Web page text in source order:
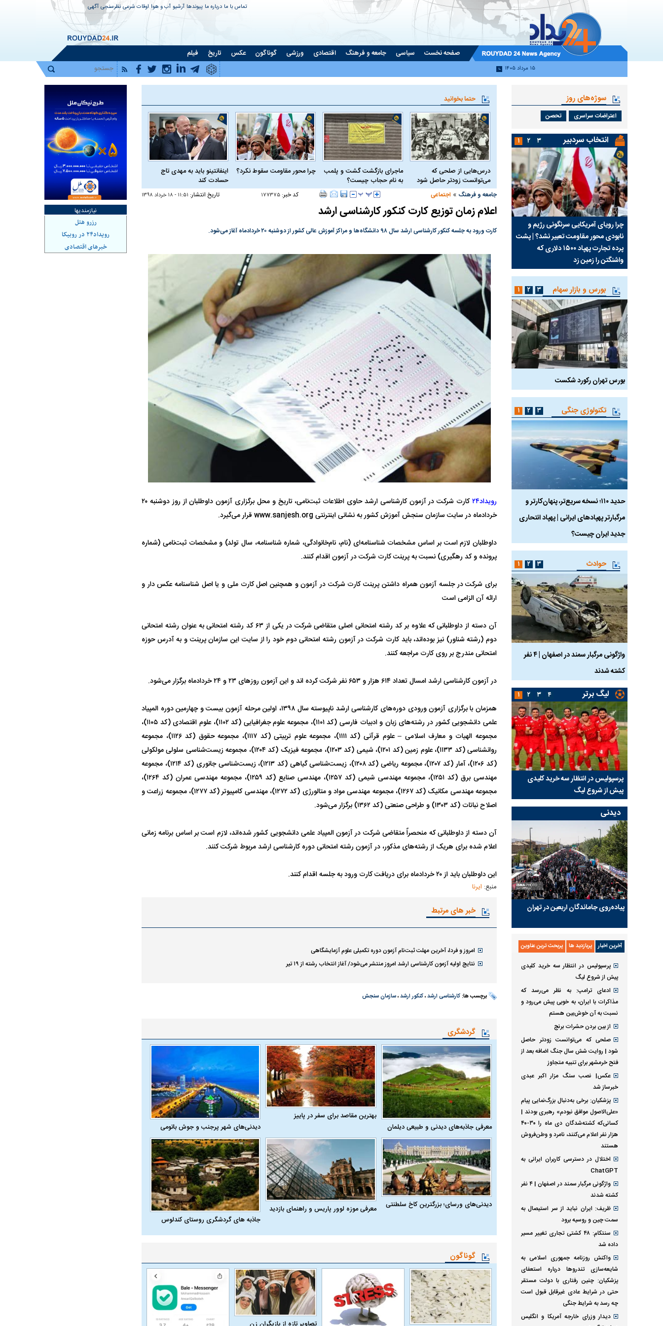
تماس با ما درباره ما پیوندها آرشیو آب و هوا اوقات شرعی نظرسنجی آگهی
صفحه نخست سیاسی جامعه و فرهنگ اقتصادی ورزشی گوناگون عکس تاریخ فیلم
۱۵ مرداد ۱۴۰۵
حتما بخوانید
درس‌هایی از صلحی که
می‌توانست زودتر حاصل شود
ماجرای بازگشت گشت و پلمب
به نام حجاب چیست؟
چرا محور مقاومت سقوط نکرد؟
اینفانتینو باید به مهدی تاج
حسادت کند
جامعه و فرهنگ » اجتماعی کد خبر: ۱۷۷۳۷۵ تاریخ انتشار: ۱۱:۵۱ - ۱۸ خرداد ۱۳۹۸
اعلام زمان توزیع کارت کنکور کارشناسی ارشد
کارت ورود به جلسه کنکور کارشناسی ارشد سال ۹۸ دانشگاه‌ها و مراکز آموزش عالی کشور از دوشنبه ۲۰ خردادماه آغاز می‌شود.
رویداد۲۴
کارت شرکت در آزمون کارشناسی ارشد حاوی اطلاعات ثبت‌نامی، تاریخ و محل برگزاری آزمون داوطلبان از روز دوشنبه ۲۰
خردادماه در سایت سازمان سنجش آموزش کشور به نشانی اینترنتی www.sanjesh.org قرار می‌گیرد.
داوطلبان لازم است بر اساس مشخصات شناسنامه‌ای (نام، نام‌خانوادگی، شماره شناسنامه، سال تولد) و مشخصات ثبت‌نامی (شماره
پرونده و کد رهگیری) نسبت به پرینت کارت شرکت در آزمون اقدام کنند.
برای شرکت در جلسه آزمون همراه داشتن پرینت کارت شرکت در آزمون و همچنین اصل کارت ملی و یا اصل شناسنامه عکس دار و
ارائه آن الزامی است
آن دسته از داوطلبانی که علاوه بر کد رشته امتحانی اصلی متقاضی شرکت در یکی از ۶۳ کد رشته امتحانی به عنوان رشته امتحانی
دوم (رشته شناور) نیز بوده‌اند، باید کارت شرکت در آزمون رشته امتحانی دوم خود را از سایت این سازمان پرینت و به آدرس حوزه
امتحانی مندرج بر روی کارت مراجعه کنند.
در آزمون کارشناسی ارشد امسال تعداد ۶۱۴ هزار و ۶۵۳ نفر شرکت کرده اند و این آزمون روز‌های ۲۳ و ۲۴ خردادماه برگزار می‌شود.
همزمان با برگزاری آزمون ورودی دوره‌های کارشناسی ارشد ناپیوسته سال ۱۳۹۸، اولین مرحله آزمون بیست و چهارمین دوره المپیاد
علمی دانشجویی کشور در رشته‌های زبان و ادبیات فارسی (کد ۱۱۰۱)، مجموعه علوم جغرافیایی (کد ۱۱۰۲)، علوم اقتصادی (کد ۱۱۰۵)،
مجموعه الهیات و معارف اسلامی – علوم قرآنی (کد ۱۱۱۱)، مجموعه علوم تربیتی (کد ۱۱۱۷)، مجموعه حقوق (کد ۱۱۲۶)، مجموعه
روانشناسی (کد ۱۱۳۳)، علوم زمین (کد ۱۲۰۱)، شیمی (کد ۱۲۰۳)، مجموعه فیزیک (کد ۱۲۰۴)، مجموعه زیست‌شناسی سلولی مولکولی
(کد ۱۲۰۶)، آمار (کد ۱۲۰۷)، مجموعه ریاضی (کد ۱۲۰۸)، زیست‌شناسی گیاهی (کد ۱۲۱۳)، زیست‌شناسی جانوری (کد ۱۲۱۴)، مجموعه
مهندسی برق (کد ۱۲۵۱)، مجموعه مهندسی شیمی (کد ۱۲۵۷)، مهندسی صنایع (کد ۱۲۵۹)، مجموعه مهندسی عمران (کد ۱۲۶۴)،
مجموعه مهندسی مکانیک (کد ۱۲۶۷)، مجموعه مهندسی مواد و متالورژی (کد ۱۲۷۲)، مهندسی کامپیوتر (کد ۱۲۷۷)، مجموعه زراعت و
اصلاح نباتات (کد ۱۳۰۳) و طراحی صنعتی (کد ۱۳۶۲) برگزار می‌شود.
آن دسته از داوطلبانی که منحصراً متقاضی شرکت در آزمون المپیاد علمی دانشجویی کشور شده‌اند، لازم است بر اساس برنامه زمانی
اعلام شده برای هریک از رشته‌های مذکور، در آزمون رشته امتحانی دوره کارشناسی ارشد مربوط شرکت کنند.
این داوطلبان باید از ۲۰ خردادماه برای دریافت کارت ورود به جلسه اقدام کنند.
منبع: ایرنا
خبر های مرتبط
امروز و فردا، آخرین مهلت ثبت‌نام آزمون دوره تکمیلی علوم آزمایشگاهی
نتایج اولیه آزمون کارشناسی ارشد امروز منتشر می‌شود/ آغاز انتخاب رشته از ۱۹ تیر
برچسب ها: کارشناسی ارشد،کنکور ارشد،سازمان سنجش
گردشگری
معرفی جاذبه‌های دیدنی و طبیعی دیلمان
بهترین مقاصد برای سفر در پاییز
دیدنی‌های شهر پرجنب و جوش باتومی
دیدنی‌های ورسای؛ بزرگترین کاخ سلطنتی
معرفی موزه لوور پاریس و راهنمای بازدید
جاذبه های گردشگری روستای کندلوس
گوناگون
سوژه‌های روز
اعتراضات سراسری تحصن
انتخاب سردبیر
چرا رویای آمریکایی سرنگونی رژیم و
نابودی محور مقاومت تعبیر نشد؟ | پشت
پرده تجارت پهپاد‌ ۱۵۰۰ دلاری که
واشنگتن را زمین زد
مطالعه رفتار هیستریک صدا و سیما علیه
کمپین نه به اعدام
چرا نسخه ایران برای بحران آب جواب
نمی‌دهد؟
چرا رویای آمریکایی سرنگونی رژیم و
نابودی محور مقاومت تعبیر نشد؟ | پشت
واشنگتن را زمین زد
مطالعه رفتار هیستریک صدا و سیما علیه
کمپین نه به اعدام
۱ ۲ ۳
بورس و بازار سهام
بورس تهران رکورد شکست سیگنال مثبت دیپلماسی به بورس پرواز ۱۰۰ هزار واحدی شاخص کل بورس بورس تهران رکورد شکست سیگنال مثبت دیپلماسی به بورس
۱ ۲ ۳
تکنولوژی جنگی
حدید ۱۱۰؛ نسخه سریع‌تر، پنهان‌کارتر و
مرگبارتر پهپادهای ایرانی | پهپاد انتحاری
جدید ایران چیست؟
هواپیمای مرموز E-11A BACN چیست؟
فضاپیمای «استارشیپ» ایلان ماسک
چیست؟
حدید ۱۱۰؛ نسخه سریع‌تر، پنهان‌کارتر و
مرگبارتر پهپادهای ایرانی | پهپاد انتحاری
هواپیمای مرموز E-11A BACN چیست؟
۱ ۲ ۳
حوادث
واژگونی مرگبار سمند در اصفهان | ۴ نفر
کشته شدند
عکس| ماجرای کشف جسد ناشناس که
۱ ۲ ۳
لیگ برتر
پرسپولیس در انتظار سه خرید کلیدی
پیش از شروع لیگ
بازگشت مدافع جوان پرسپولیس پس از
پاسخ مثبت فیفا به پرسپولیس برای
جذب مدافع جوان نساجی
گزینه استقلال در آستانه پیوستن به
گل‌گهر
پرسپولیس در انتظار سه خرید کلیدی
پیش از شروع لیگ
۱ ۲ ۳ ۴
دیدنی
پیاده‌روی جاماندگان اربعین در تهران
آخرین اخبار پربازدید ها پربحث ترین عناوین
پرسپولیس در انتظار سه خرید کلیدی
پیش از شروع لیگ
ادعای ترامپ: به نظر می‌رسد که
مذاکرات با ایران، به خوبی پیش می‌رود و
نسبت به آن خوش‌بین هستم
از بین بردن حشرات برنج
صلحی که می‌توانست زودتر حاصل
شود | روایت شش سال جنگ اضافه بعد از
فتح خرمشهر برای تنبیه متجاوز
عکس| نصب سنگ مزار اکبر عبدی
خبرساز شد
پزشکیان: برخی به‌دنبال بزرگ‌نمایی پیام
«علی‌الاصول موافق نبودم» رهبری بودند |
کسانی‌که کشته‌شدگان دی ماه را ۳۰-۴۰
هزار نفر اعلام می‌کنند، نامرد و وطن‌فروش
هستند
اختلال در دسترسی کاربران ایرانی به
ChatGPT
واژگونی مرگبار سمند در اصفهان | ۴ نفر
کشته شدند
ظریف: ایران نباید از سر استیصال به
سمت چین و روسیه برود
سنتکام: ۴۸ کشتی تجاری تغییر مسیر
داده شد
واکنش روزنامه جمهوری اسلامی به
شایعه‌سازی تندروها درباره استعفای
پزشکیان: چنین رفتاری با دولت مستقر
حتی در شرایط عادی غیرقابل قبول است
چه رسد به شرایط جنگی
دیدار وزرای خارجه آمریکا و انگلیس
نیازمندیها
رزرو هتل
رویداد۲۴ در روبیکا
خبرهای اقتصادی